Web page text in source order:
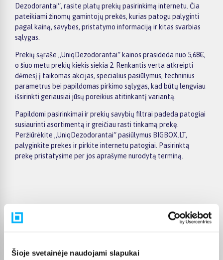
Šioje svetainėje naudojami slapukai
Dezodorantai“, rasite platų prekių pasirinkimą internetu. Čia
pateikiami žinomų gamintojų prekės, kurias patogu palyginti
pagal kainą, savybes, pristatymo informaciją ir kitas svarbias
sąlygas.
Prekių sąraše „UniqDezodorantai“ kainos prasideda nuo 5,68€,
o šiuo metu prekių kiekis siekia 2. Renkantis verta atkreipti
dėmesį į taikomas akcijas, specialius pasiūlymus, techninius
parametrus bei papildomas pirkimo sąlygas, kad būtų lengviau
išsirinkti geriausiai jūsų poreikius atitinkantį variantą.
Papildomi pasirinkimai ir prekių savybių filtrai padeda patogiai
susiaurinti asortimentą ir greičiau rasti tinkamą prekę.
Peržiūrėkite „UniqDezodorantai“ pasiūlymus BIGBOX.LT,
palyginkite prekes ir pirkite internetu patogiai. Pasirinktą
prekę pristatysime per jos aprašyme nurodytą terminą.
Pirkėjų atsiliepimai apie prekes
Patvirtintas pirkėjas